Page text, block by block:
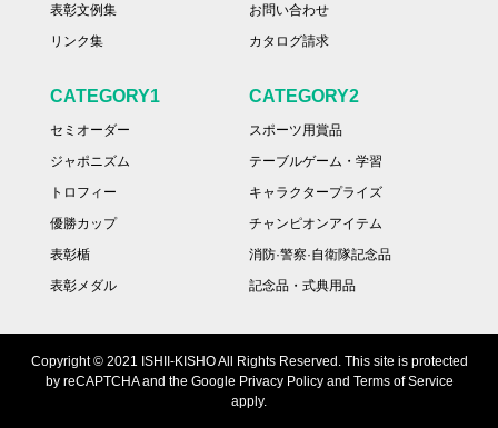
表彰文例集
リンク集
お問い合わせ
カタログ請求
CATEGORY1
セミオーダー
ジャポニズム
トロフィー
優勝カップ
表彰楯
表彰メダル
CATEGORY2
スポーツ用賞品
テーブルゲーム・学習
キャラクタープライズ
チャンピオンアイテム
消防·警察·自衛隊記念品
記念品・式典用品
Copyright © 2021 ISHII-KISHO All Rights Reserved. This site is protected
by reCAPTCHA and the Google Privacy Policy and Terms of Service
apply.